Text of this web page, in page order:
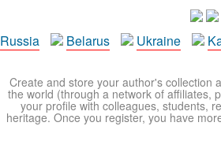
Russia
Belarus Ukraine
Create and store your author's collection
the world (through a network of affiliates,
your profile with colleagues, students,
heritage. Once you register, you have